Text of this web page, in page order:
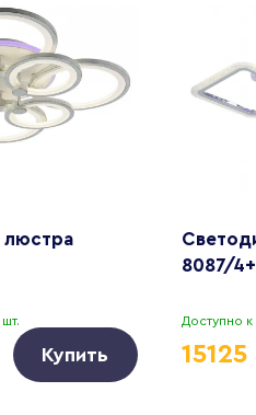
люстра
Купить
8087/
Доступно к